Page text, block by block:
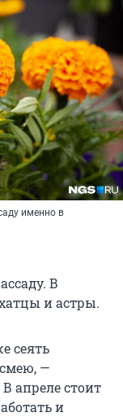
именно в
В
и астры.
сеять
—
апреле стоит
и